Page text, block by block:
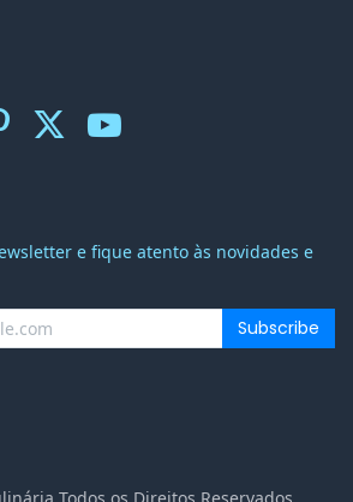
e fique atento às novidades e
Subscribe